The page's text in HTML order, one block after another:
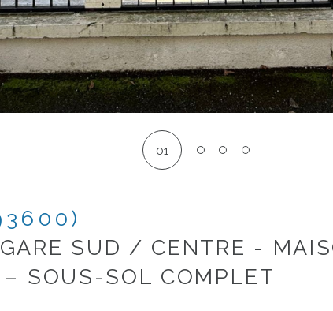
01
SUD / CENTRE -
SOUS-SOL COMPLET